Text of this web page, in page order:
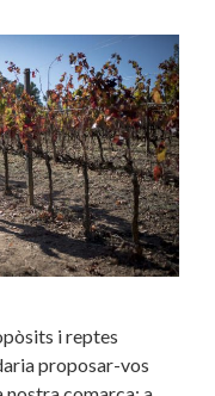
i reptes
proposar-vos